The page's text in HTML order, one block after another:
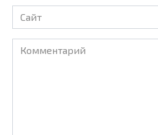
Сайт
Комментарий